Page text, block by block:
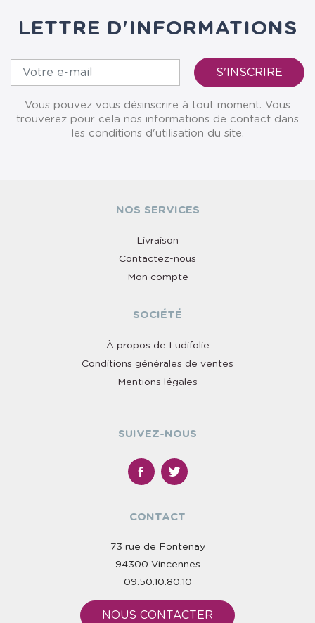
LETTRE D'INFORMATIONS
Vous pouvez vous désinscrire à tout moment. Vous
trouverez pour cela nos informations de contact dans
les conditions d'utilisation du site.
NOS SERVICES
Livraison
Contactez-nous
Mon compte
SOCIÉTÉ
À propos de Ludifolie
Conditions générales de ventes
Mentions légales
SUIVEZ-NOUS
CONTACT
73 rue de Fontenay
94300 Vincennes
09.50.10.80.10
NOUS CONTACTER